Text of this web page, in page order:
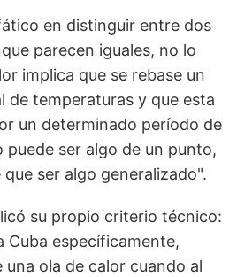
en distinguir entre dos
parecen iguales, no lo
implica que se rebase un
de temperaturas y que esta
un determinado período de
puede ser algo de un punto,
ser algo generalizado".
su propio criterio técnico:
Cuba específicamente,
ola de calor cuando al